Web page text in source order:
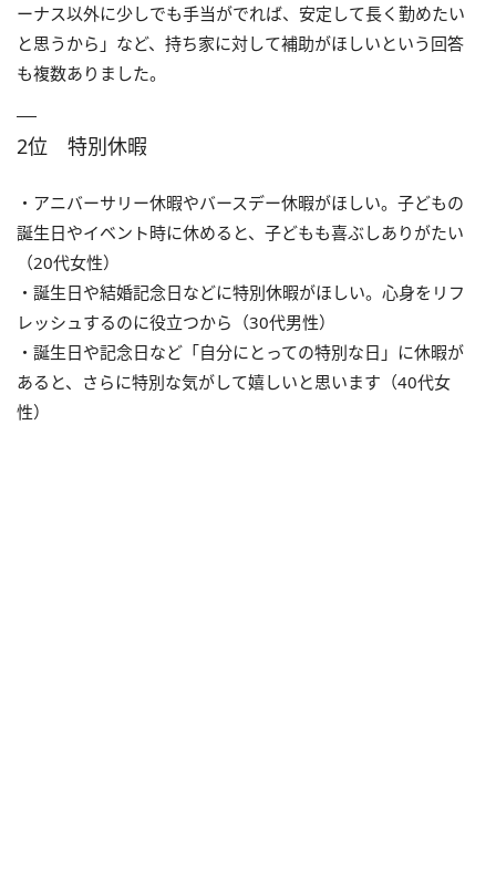
ーナス以外に少しでも手当がでれば、安定して長く勤めたい
と思うから」など、持ち家に対して補助がほしいという回答
も複数ありました。
2位 特別休暇
・アニバーサリー休暇やバースデー休暇がほしい。子どもの
誕生日やイベント時に休めると、子どもも喜ぶしありがたい
（20代女性）
・誕生日や結婚記念日などに特別休暇がほしい。心身をリフ
レッシュするのに役立つから（30代男性）
・誕生日や記念日など「自分にとっての特別な日」に休暇が
あると、さらに特別な気がして嬉しいと思います（40代女
性）